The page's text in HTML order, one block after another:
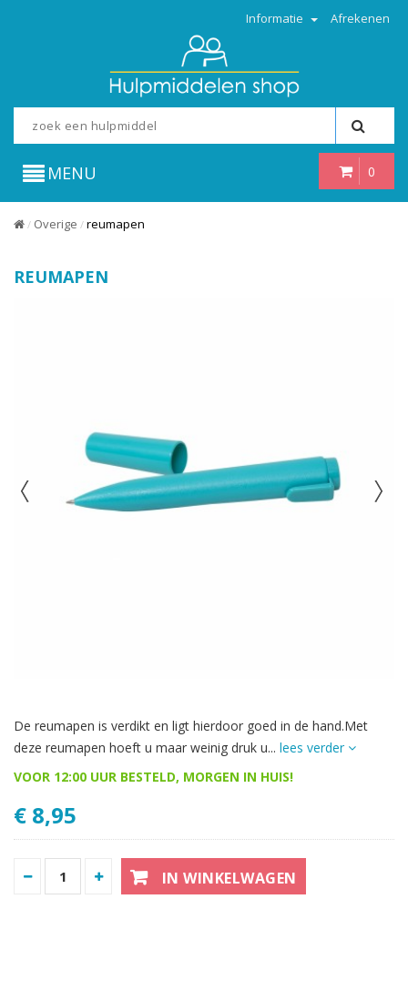
Informatie Afrekenen
0
MENU
/ Overige / reumapen
REUMAPEN
De reumapen is verdikt en ligt hierdoor goed in de hand.Met
deze reumapen hoeft u maar weinig druk u... lees verder
VOOR 12:00 UUR BESTELD, MORGEN IN HUIS!
€ 8,95
IN WINKELWAGEN